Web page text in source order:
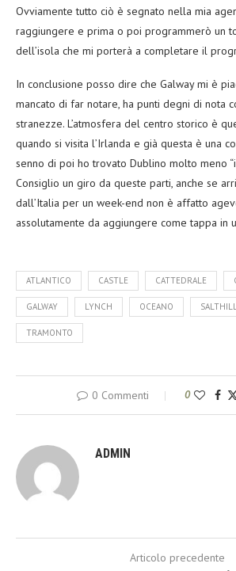
Ovviamente tutto ciò è segnato nella mia
raggiungere e prima o poi programmerò un
dell’isola che mi porterà a completare il
In conclusione posso dire che Galway mi è
mancato di far notare, ha punti degni di nota
stranezze. L’atmosfera del centro storico è
quando si visita l’Irlanda e già questa è una
senno di poi ho trovato Dublino molto meno
Consiglio un giro da queste parti, anche se
dall’Italia per un week-end non è affatto
assolutamente da aggiungere come tappa in
ATLANTICO CASTLE CATTEDRALE
GALWAY LYNCH OCEANO
TRAMONTO
0 Commenti 0
ADMIN
Articolo precedente